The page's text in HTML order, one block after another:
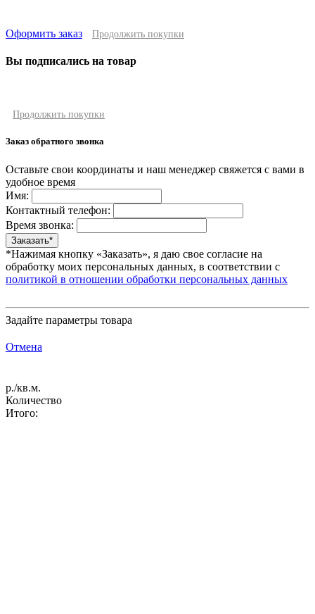
Оформить заказ Продолжить покупки
Вы подписались на товар
Продолжить покупки
Заказ обратного звонка
Оставьте свои координаты и наш менеджер свяжется с вами в
удобное время
Имя:
Контактный телефон:
Время звонка:
*Нажимая кнопку «Заказать», я даю свое согласие на
обработку моих персональных данных, в соответствии с
политикой в отношении обработки персональных данных
Задайте параметры товара
Отмена
р./кв.м.
Количество
Итого: